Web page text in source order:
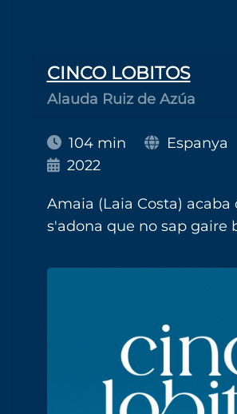
CINCO LOBITOS
Alauda Ruiz de Azúa
104 min Espanya
2022
Amaia (Laia Costa) acaba
s'adona que no sap gaire